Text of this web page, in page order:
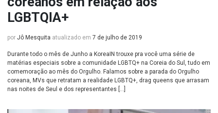
LGBTQIA+
por Jô Mesquita atualizado em 7 de julho de 2019
Durante todo o mês de Junho a KoreaIN trouxe pra você uma série de
matérias especiais sobre a comunidade LGBTQ+ na Coreia do Sul, tudo em
comemoração ao mês do Orgulho. Falamos sobre a parada do Orgulho
coreana, MVs que retratam a realidade LGBTQ+, drag queens que arrasam
nas noites de Seul e dos representantes […]